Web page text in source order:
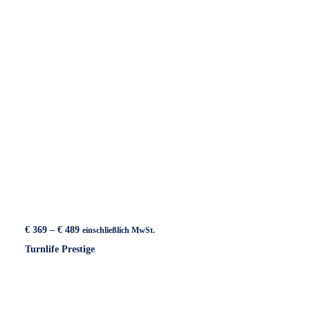
€ 369 – € 489Preisspanne:
bis
einschließlich MwSt.
Turnlife Prestige